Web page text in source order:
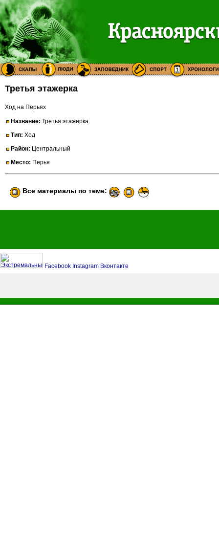
Третья этажерка
Ход на Перьях
Название: Третья этажерка
Тип: Ход
Район: Центральный
Место: Перья
Все материалы по теме:
Facebook Instagram Вконтакте